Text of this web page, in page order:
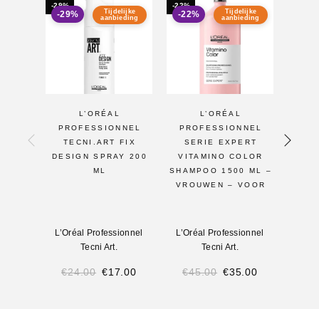
-29%
Tijdelijke
aanbieding
-29%
L’ORÉAL
PROFESSIONNEL
TECNI.ART FIX
DESIGN SPRAY 200
ML
L’Oréal Professionnel
Tecni Art.
€24.00 €17.00
-22%
Tijdelijke
aanbieding
-22%
L’ORÉAL
PROFESSIONNEL
SERIE EXPERT
VITAMINO COLOR
SHAMPOO 1500 ML –
VROUWEN – VOOR
L’Oréal Professionnel
Tecni Art.
€45.00 €35.00